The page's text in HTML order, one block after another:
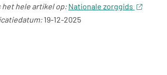
het hele artikel op: Nationale zorggids
19-12-2025